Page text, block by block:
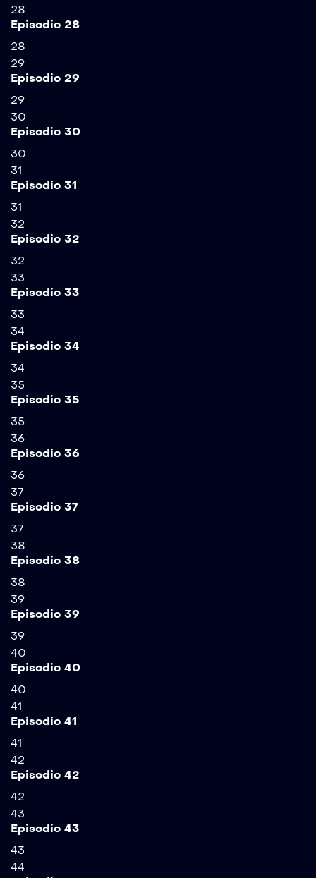
28
Episodio 28
28
29
Episodio 29
29
30
Episodio 30
30
31
Episodio 31
31
32
Episodio 32
32
33
Episodio 33
33
34
Episodio 34
34
35
Episodio 35
35
36
Episodio 36
36
37
Episodio 37
37
38
Episodio 38
38
39
Episodio 39
39
40
Episodio 40
40
41
Episodio 41
41
42
Episodio 42
42
43
Episodio 43
43
44